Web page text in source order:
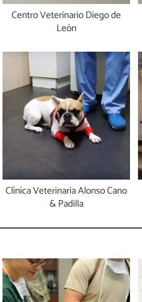
Centro Veterinario Diego de
León
Clínica Veterinaria Alonso Cano
& Padilla